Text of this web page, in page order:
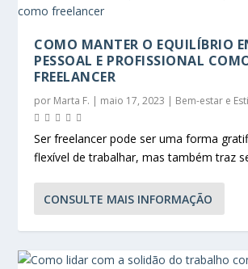
COMO MANTER O EQUILÍBRIO
PESSOAL E PROFISSIONAL
FREELANCER
por Marta F. | maio 17, 2023 | Bem-estar e
Ser freelancer pode ser uma forma
flexível de trabalhar, mas também traz
CONSULTE MAIS INFORMAÇÃO